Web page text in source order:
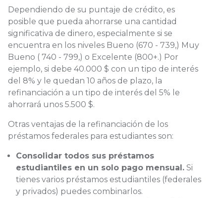
Dependiendo de su puntaje de crédito, es
posible que pueda ahorrarse una cantidad
significativa de dinero, especialmente si se
encuentra en los niveles Bueno (670 - 739,) Muy
Bueno ( 740 - 799,) o Excelente (800+.) Por
ejemplo, si debe 40.000 $ con un tipo de interés
del 8% y le quedan 10 años de plazo, la
refinanciación a un tipo de interés del 5% le
ahorrará unos 5.500 $.
Otras ventajas de la refinanciación de los
préstamos federales para estudiantes son:
Consolidar todos sus préstamos
estudiantiles en un solo pago mensual. Si
tienes varios préstamos estudiantiles (federales
y privados) puedes combinarlos.